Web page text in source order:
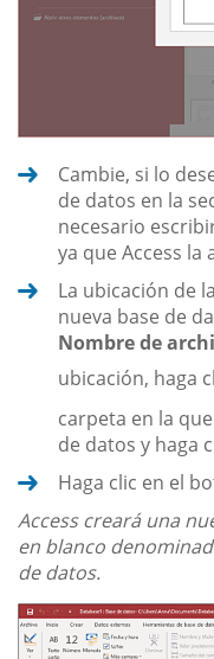
Cambie, si lo
de datos en la
necesario
ya que Access
La ubicación de
nueva base de
Nombre de
ubicación, haga
carpeta en la
de datos y haga
Haga clic en el
Access creará una
en blanco
de datos.